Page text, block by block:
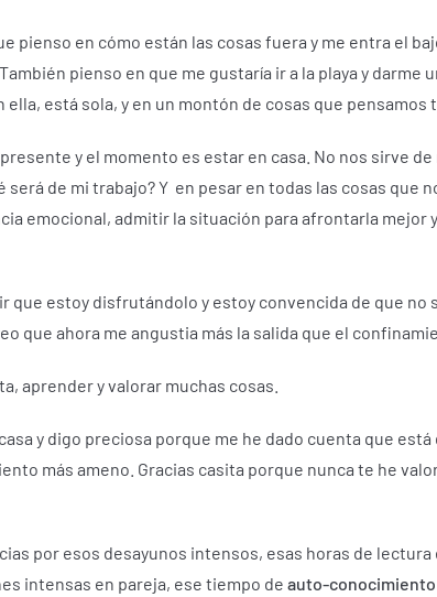
pienso en cómo están las cosas fuera y me entra el
También pienso en que me gustaría ir a la playa y darme
está sola, y en un montón de cosas que pensamos
y el momento es estar en casa. No nos sirve
será de mi trabajo?Y en pesar en todas las cosas que
emocional, admitir la situación para afrontarla mejor
que estoy disfrutándolo y estoy convencida de que no
que ahora me angustia más la salida que el
aprender y valorar muchas cosas.
y digo preciosa porque me he dado cuenta que
más ameno. Gracias casita porque nunca te he
por esos desayunos intensos, esas horas de lectura
intensas en pareja, ese tiempo de auto-conocimiento